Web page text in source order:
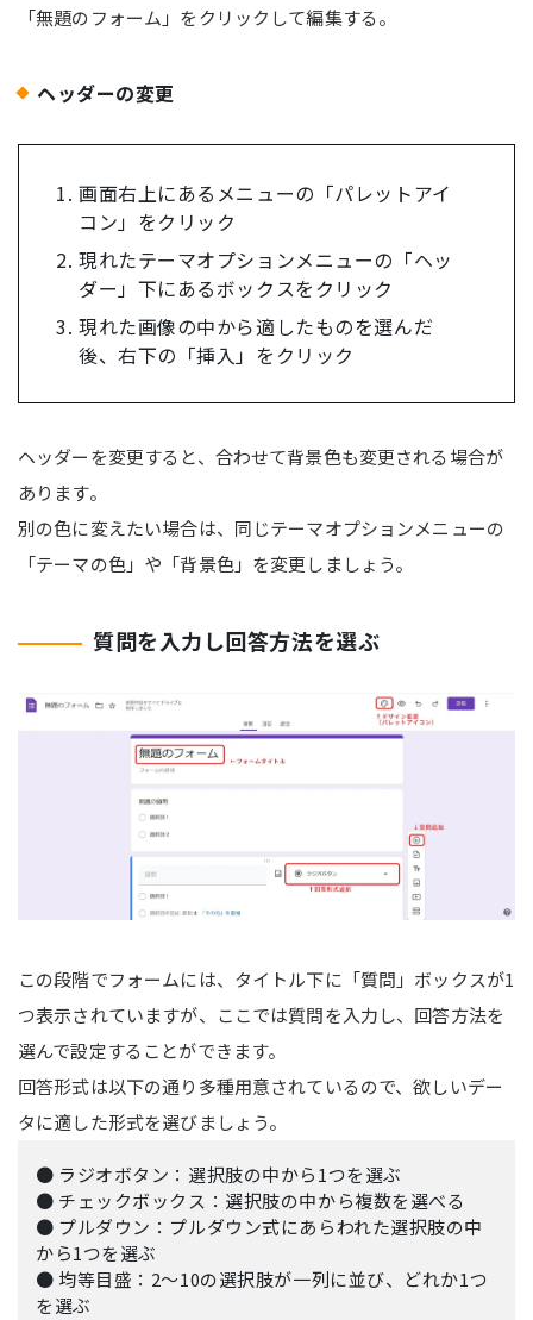
「無題のフォーム」をクリックして編集する。
ヘッダーの変更
画面右上にあるメニューの「パレットアイ
コン」をクリック
現れたテーマオプションメニューの「ヘッ
ダー」下にあるボックスをクリック
現れた画像の中から適したものを選んだ
後、右下の「挿入」をクリック
ヘッダーを変更すると、合わせて背景色も変更される場合が
あります。
別の色に変えたい場合は、同じテーマオプションメニューの
「テーマの色」や「背景色」を変更しましょう。
質問を入力し回答方法を選ぶ
この段階でフォームには、タイトル下に「質問」ボックスが1
つ表示されていますが、ここでは質問を入力し、回答方法を
選んで設定することができます。
回答形式は以下の通り多種用意されているので、欲しいデー
タに適した形式を選びましょう。
● ラジオボタン：選択肢の中から1つを選ぶ
● チェックボックス：選択肢の中から複数を選べる
● プルダウン：プルダウン式にあらわれた選択肢の中
から1つを選ぶ
● 均等目盛：2〜10の選択肢が一列に並び、どれか1つ
を選ぶ